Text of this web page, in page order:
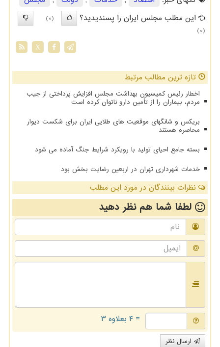
این مطلب مجلس ایران را پسندیدید؟
(0)
(0)
X
تازه ترین مطالب مرتبط
اخطار رئیس کمیسیون بهداشت مجلس افزایش پرداختی از جیب
مردم، بیماران را از تأمین دارو ناتوان کرده است
بریکس و شانگهای موقعیت های طلایی ایران برای شکست دیوار
محاصره هستند
بسته جامع احیای تولید با رویکرد شرایط جنگ آماده می شود
خدمات شهرداری تهران در اربعین رضایت بخش بود
نظرات بینندگان در مورد این مطلب
لطفا شما همنظر دهید
= ۴ بعلاوه ۳
ارسال نظر